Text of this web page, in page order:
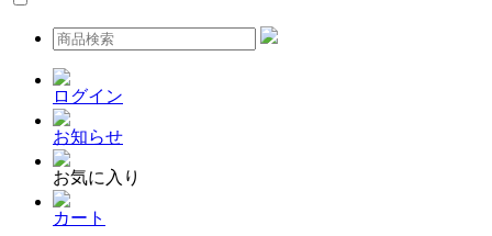
ログイン
お知らせ
お気に入り
カート